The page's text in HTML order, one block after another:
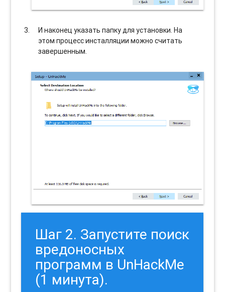
И наконец указать папку для установки. На
этом процесс инсталляции можно считать
завершенным.
Шаг 2. Запустите поиск
вредоносных
программ в UnHackMe
(1 минута).